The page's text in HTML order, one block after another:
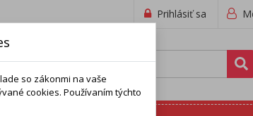
Prihlásiť sa
so zákonmi na vaše
cookies. Používaním týchto